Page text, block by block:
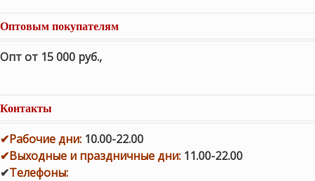
Оптовым покупателям
Опт от 15 000 руб.,
Контакты
✔Рабочие дни: 10.00-22.00
✔Выходные и праздничные дни: 11.00-22.00
✔Телефоны: